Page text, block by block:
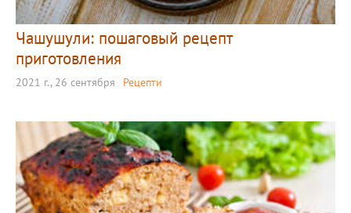
Чашушули: пошаговый рецепт
приготовления
2021 г., 26 сентября Рецепти